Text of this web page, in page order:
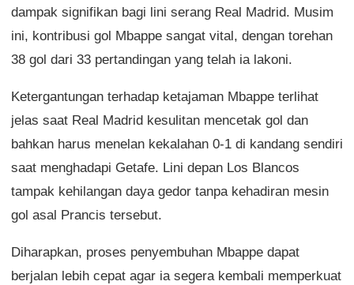
dampak signifikan bagi lini serang Real Madrid. Musim
ini, kontribusi gol Mbappe sangat vital, dengan torehan
38 gol dari 33 pertandingan yang telah ia lakoni.
Ketergantungan terhadap ketajaman Mbappe terlihat
jelas saat Real Madrid kesulitan mencetak gol dan
bahkan harus menelan kekalahan 0-1 di kandang sendiri
saat menghadapi Getafe. Lini depan Los Blancos
tampak kehilangan daya gedor tanpa kehadiran mesin
gol asal Prancis tersebut.
Diharapkan, proses penyembuhan Mbappe dapat
berjalan lebih cepat agar ia segera kembali memperkuat